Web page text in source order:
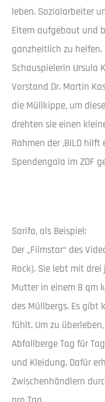
leben. Sozialarbeiter
Eltern aufgebaut und
ganzheitlich zu helfen.
Schauspielerin Ursula
Vorstand Dr. Martin
die Müllkippe, um
drehten sie einen
Rahmen der ‚BILD hilft
Spendengala im ZDF
Sarifa, als Beispiel:
Der „Filmstar“ des
Rock). Sie lebt mit
Mutter in einem 8 qm
des Müllbergs. Es gibt
fühlt. Um zu
Abfallberge Tag für
und Kleidung. Dafür
Zwischenhändlern